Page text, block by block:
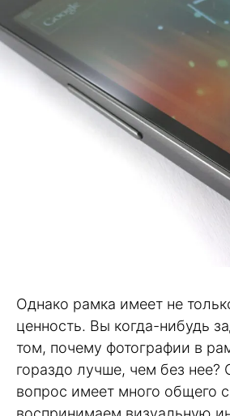
Однако рамка имеет не
ценность. Вы когда-нибудь
том, почему фотографии в
гораздо лучше, чем без нее?
вопрос имеет много общего